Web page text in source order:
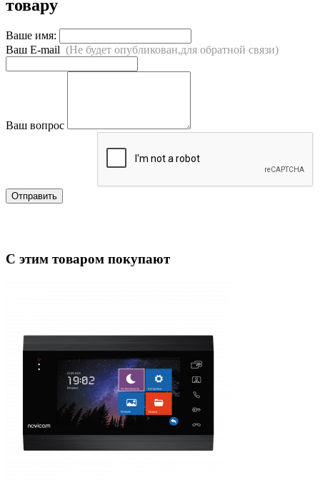
товару
Ваше имя:
Ваш E-mail (Не будет опубликован,для обратной связи)
Ваш вопрос
Отправить
С этим товаром покупают